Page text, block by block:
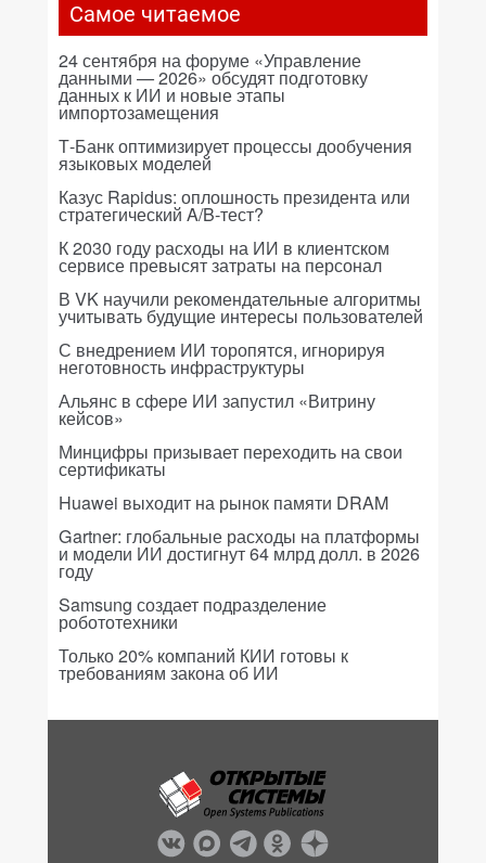
Самое читаемое
24 сентября на форуме «Управление
данными — 2026» обсудят подготовку
данных к ИИ и новые этапы
импортозамещения
Т-Банк оптимизирует процессы дообучения
языковых моделей
Казус Rapidus: оплошность президента или
стратегический A/B-тест?
К 2030 году расходы на ИИ в клиентском
сервисе превысят затраты на персонал
В VK научили рекомендательные алгоритмы
учитывать будущие интересы пользователей
С внедрением ИИ торопятся, игнорируя
неготовность инфраструктуры
Альянс в сфере ИИ запустил «Витрину
кейсов»
Минцифры призывает переходить на свои
сертификаты
Huawei выходит на рынок памяти DRAM
Gartner: глобальные расходы на платформы
и модели ИИ достигнут 64 млрд долл. в 2026
году
Samsung создает подразделение
робототехники
Только 20% компаний КИИ готовы к
требованиям закона об ИИ